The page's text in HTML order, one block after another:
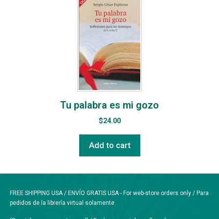
Tu palabra es mi gozo
$24.00
Add to cart
FREE SHIPPING USA / ENVÍO GRATIS USA - For web-store orders only / Para
pedidos de la librería virtual solamente